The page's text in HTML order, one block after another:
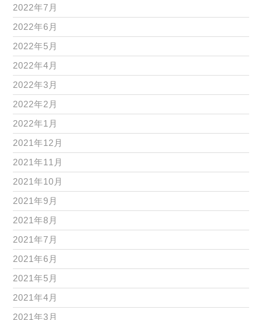
2022年7月
2022年6月
2022年5月
2022年4月
2022年3月
2022年2月
2022年1月
2021年12月
2021年11月
2021年10月
2021年9月
2021年8月
2021年7月
2021年6月
2021年5月
2021年4月
2021年3月